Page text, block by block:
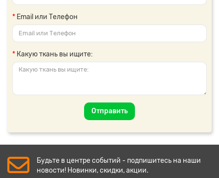
Email или Телефон
Какую ткань вы ищите:
Отправить
Будьте в центре событий - подпишитесь на наши
новости! Новинки, скидки, акции.